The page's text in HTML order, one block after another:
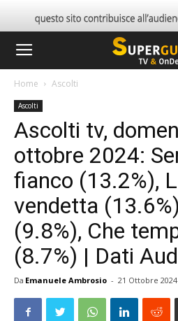
Home Ascolti
Ascolti
Ascolti tv,
ottobre 2024:
fianco (13.2%),
vendetta
(9.8%), Che
(8.7%) | Dati
Da Emanuele Ambrosio - 21 Ottobre 2024